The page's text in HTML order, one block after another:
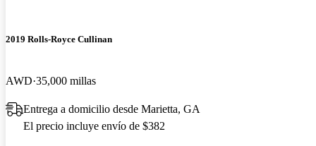
2019 Rolls-Royce Cullinan
AWD 35,000 millas
Entrega a domicilio desde Marietta, GA
El precio incluye envío de $382